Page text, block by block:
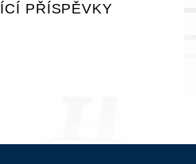
PŘÍSPĚVKY